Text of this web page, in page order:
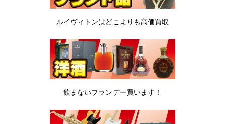
ルイヴィトンはどこよりも高価買取
飲まないブランデー買います！